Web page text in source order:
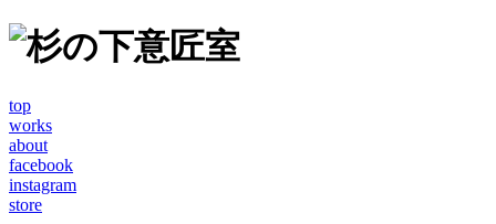
top
works
about
facebook
instagram
store